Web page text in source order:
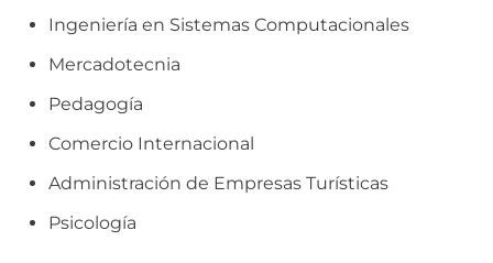
Ingeniería en Sistemas Computacionales
Mercadotecnia
Pedagogía
Comercio Internacional
Administración de Empresas Turísticas
Psicología